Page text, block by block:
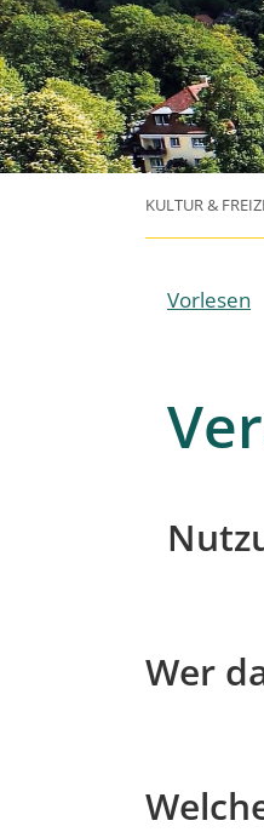
KULTUR &
Vorlesen
Wer